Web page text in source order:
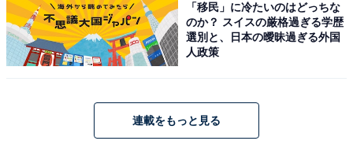
「移民」に冷たいのはどっちな
のか？ スイスの厳格過ぎる学歴
選別と、日本の曖昧過ぎる外国
人政策
連載をもっと見る